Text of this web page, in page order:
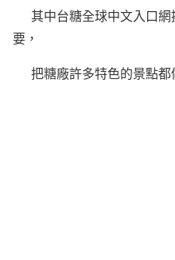
其中台糖全球中文入口網
要，
把糖廠許多特色的景點都